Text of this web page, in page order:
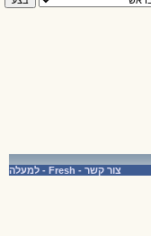
צור קשר -
Fresh
- למעלה